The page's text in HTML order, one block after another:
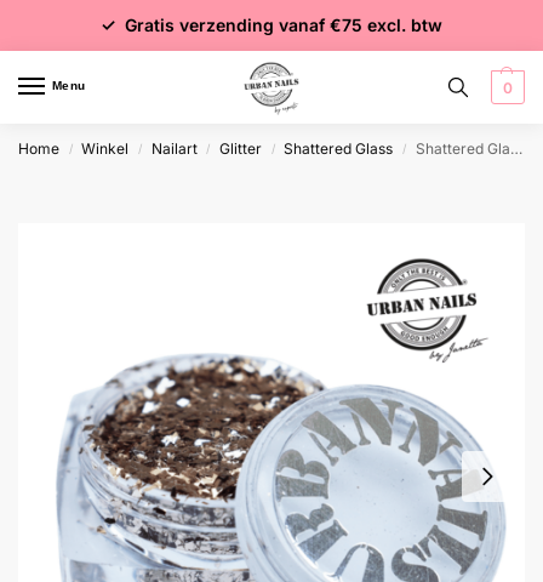
✓ Gratis verzending vanaf €75 excl. btw
✓ Voor 15:00 besteld = dezelfde dag verzonden
✓ Meer dan 4000 producten
Menu 0
Home / Winkel / Nailart / Glitter / Shattered Glass / Shattered Glass 06